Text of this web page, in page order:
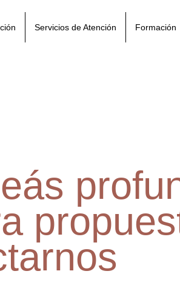
Servicios de Atención Formación